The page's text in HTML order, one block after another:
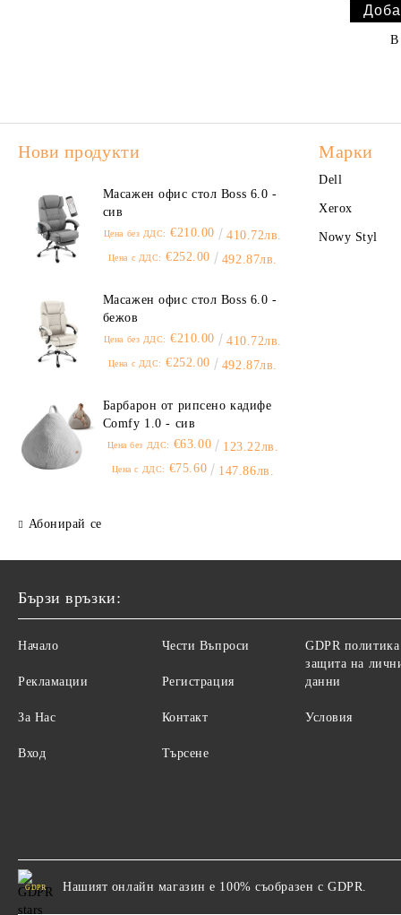
В
Нови продукти
Масажен офис стол Boss 6.0 -
сив
Цена без ДДС: €210.00 410.72лв.
Цена с ДДС: €252.00 492.87лв.
Масажен офис стол Boss 6.0 -
бежов
Цена без ДДС: €210.00 410.72лв.
Цена с ДДС: €252.00 492.87лв.
Барбарон от рипсено кадифе
Comfy 1.0 - сив
Цена без ДДС: €63.00 123.22лв.
Цена с ДДС: €75.60 147.86лв.
Абонирай се
Марки
Dell
Xerox
Nowy Styl
Бързи връзки:
Начало
Рекламации
За Нас
Вход
Чести Въпроси
Регистрация
Контакт
Търсене
GDPR политика
защита на
данни
Условия
GDPR Нашият онлайн магазин е 100% съобразен с GDPR.